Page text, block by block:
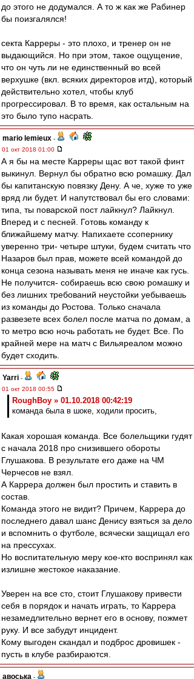
до этого не додумался. А то ж как же Рабинер
бы поизгалялся!
секта Карреры - это плохо, и тренер он не
выдающийся. Но при этом, такое ощущение,
что он чуть ли не единственный во всей
верхушке (вкл. всяких директоров итд), который
действительно хотел, чтобы клуб
прогрессировал. В то время, как остальным на
это было тупо насрать.
mario lemieux -
01 окт 2018 01:00
А я бы на месте Карреры щас вот такой финт
выкинул. Вернул бы обратно всю ромашку. Дал
бы капитанскую повязку Дену. А че, хуже то уже
вряд ли будет. И напутствовал бы его словами:
типа, ты поварской пост лайкнул? Лайкнул.
Вперед и с песней. Готовь команду к
ближайшему матчу. Напихаете ссопернику
уверенно три- четыре штуки, будем считать что
Назаров был прав, можете всей командой до
конца сезона называть меня не иначе как гусь.
Не получится- собираешь всю свою ромашку и
без лишних требований неустойки уебываешь
из команды до Ростова. Только сначала
развезете всех болел после матча по домам, а
то метро всю ночь работать не будет. Все. По
крайней мере на матч с Вильяреалом можно
будет сходить.
Yarri -
01 окт 2018 00:55
RoughBoy » 01.10.2018 00:42:19
команда была в шоке, ходили просить,
Какая хорошая команда. Все болельщики гудят
с начала 2018 про снизившего обороты
Глушакова. В результате его даже на ЧМ
Черчесов не взял.
А Каррера должен был простить и ставить в
состав.
Команда этого не видит? Причем, Каррера до
последнего давал шанс Денису взяться за дело
и вспомнить о футболе, всячески защищал его
на прессухах.
Но воспитательную меру кое-кто воспринял как
излишне жестокое наказание.
Уверен на все сто, стоит Глушакову привести
себя в порядок и начать играть, то Каррера
незамедлительно вернет его в основу, пожмет
руку. И все забудут инцидент.
Кому выгоден скандал и подброс дровишек -
пусть в клубе разбираются.
авоська -